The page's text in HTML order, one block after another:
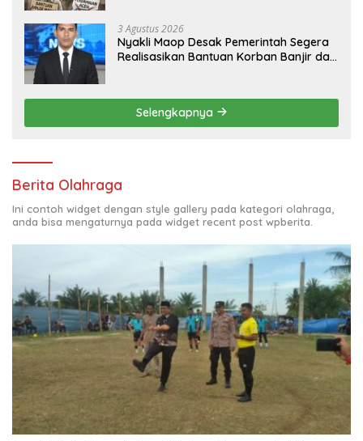
3 Agustus 2026
Nyakli Maop Desak Pemerintah Segera
Realisasikan Bantuan Korban Banjir dan
Selengkapnya
Berita Olahraga
Ini contoh widget dengan style gallery pada kategori olahraga,
anda bisa mengaturnya pada widget recent post wpberita.